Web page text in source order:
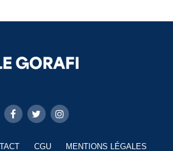
CGU MENTIONS LÉGALES